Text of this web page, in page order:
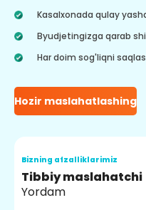
Kasalxonada qulay
Byudjetingizga qarab
Har doim sog'liqni
Hozir maslahatlashing
Bizning afzalliklarimiz
Tibbiy maslahatchi
Yordam